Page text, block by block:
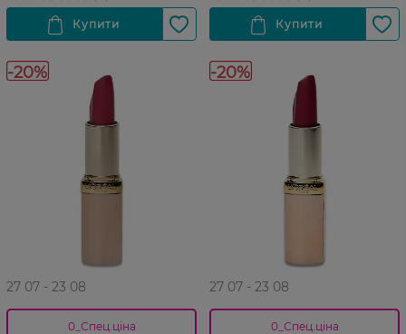
-20%
27 07 - 23 08
0_Спец.ціна
-20%
27 07 - 23 08
0_Спец.ціна